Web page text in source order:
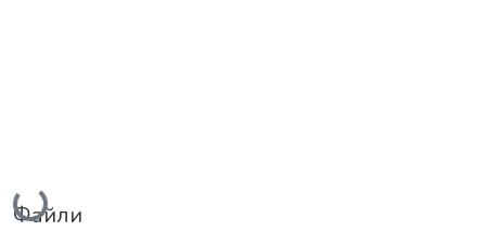
Вантажиться...
Файли